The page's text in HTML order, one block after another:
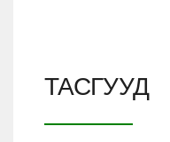
ТАСГУУД